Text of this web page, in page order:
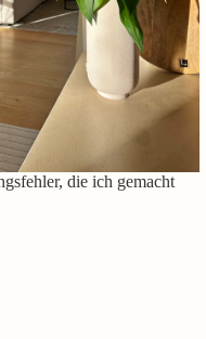
die ich gemacht